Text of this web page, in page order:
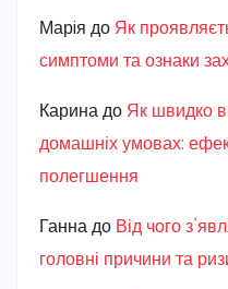
Марiя до Як
симптоми та ознаки
Карина до Як швидко
домашніх умовах:
полегшення
Ганна до Від чого
головні причини та